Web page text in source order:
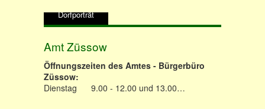
Dorfporträt
Amt Züssow
Öffnungszeiten des Amtes - Bürgerbüro
Züssow:
Dienstag 9.00 - 12.00 und 13.00…